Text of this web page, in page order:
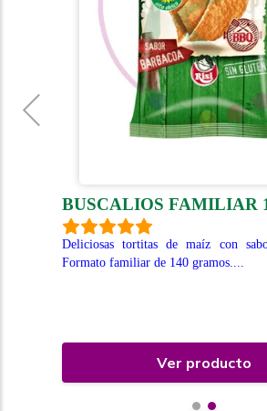
BUSCALIOS FAMILIAR
Deliciosas tortitas de maíz con
Formato familiar de 140 gramos....
Ver producto